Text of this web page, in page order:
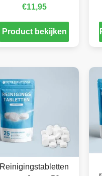
€11,95
Product bekijken
Reinigingstabletten